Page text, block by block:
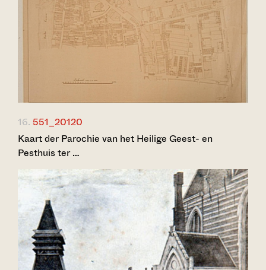
16. 551_20120
Kaart der Parochie van het Heilige Geest- en
Pesthuis ter …